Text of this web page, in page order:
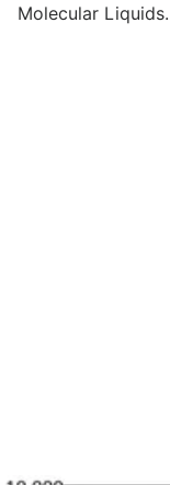
Molecular Liquids.